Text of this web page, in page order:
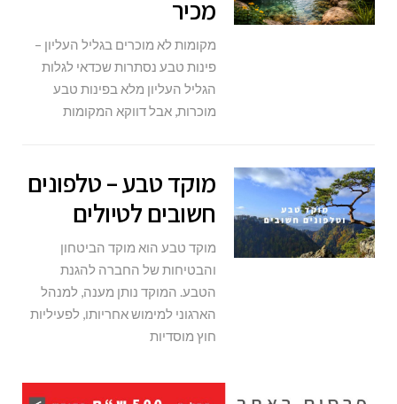
מכיר
מקומות לא מוכרים בגליל העליון –
פינות טבע נסתרות שכדאי לגלות
הגליל העליון מלא בפינות טבע
מוכרות, אבל דווקא המקומות
מוקד טבע – טלפונים
חשובים לטיולים
מוקד טבע הוא מוקד הביטחון
והבטיחות של החברה להגנת
הטבע. המוקד נותן מענה, למנהל
הארגוני למימוש אחריותו, לפעיליות
חוץ מוסדיות